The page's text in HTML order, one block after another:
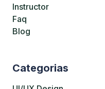
Instructor
Faq
Blog
Categorias